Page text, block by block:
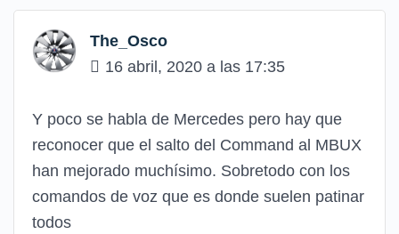
The_Osco
16 abril, 2020 a las 17:35
Y poco se habla de Mercedes pero hay que
reconocer que el salto del Command al MBUX
han mejorado muchísimo. Sobretodo con los
comandos de voz que es donde suelen patinar
todos